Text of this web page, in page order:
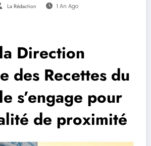
La Rédaction 1 An Ago
Direction
des Recettes du
s’engage pour
de proximité